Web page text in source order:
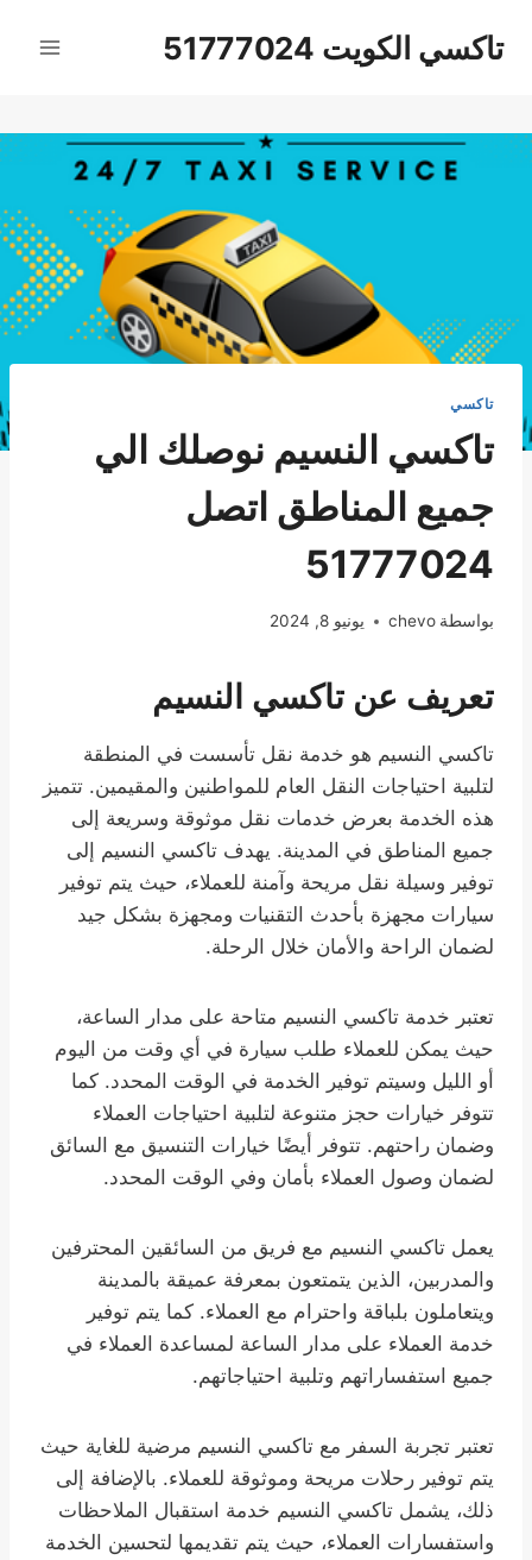
تاكسي الكويت 51777024
تاكسي
تاكسي النسيم نوصلك الي
جميع المناطق اتصل
51777024
بواسطة chevo يونيو 8, 2024
تعريف عن تاكسي النسيم
تاكسي النسيم هو خدمة نقل تأسست في المنطقة
لتلبية احتياجات النقل العام للمواطنين والمقيمين. تتميز
هذه الخدمة بعرض خدمات نقل موثوقة وسريعة إلى
جميع المناطق في المدينة. يهدف تاكسي النسيم إلى
توفير وسيلة نقل مريحة وآمنة للعملاء، حيث يتم توفير
سيارات مجهزة بأحدث التقنيات ومجهزة بشكل جيد
لضمان الراحة والأمان خلال الرحلة.
تعتبر خدمة تاكسي النسيم متاحة على مدار الساعة،
حيث يمكن للعملاء طلب سيارة في أي وقت من اليوم
أو الليل وسيتم توفير الخدمة في الوقت المحدد. كما
تتوفر خيارات حجز متنوعة لتلبية احتياجات العملاء
وضمان راحتهم. تتوفر أيضًا خيارات التنسيق مع السائق
لضمان وصول العملاء بأمان وفي الوقت المحدد.
يعمل تاكسي النسيم مع فريق من السائقين المحترفين
والمدربين، الذين يتمتعون بمعرفة عميقة بالمدينة
ويتعاملون بلباقة واحترام مع العملاء. كما يتم توفير
خدمة العملاء على مدار الساعة لمساعدة العملاء في
جميع استفساراتهم وتلبية احتياجاتهم.
تعتبر تجربة السفر مع تاكسي النسيم مرضية للغاية حيث
يتم توفير رحلات مريحة وموثوقة للعملاء. بالإضافة إلى
ذلك، يشمل تاكسي النسيم خدمة استقبال الملاحظات
واستفسارات العملاء، حيث يتم تقديمها لتحسين الخدمة